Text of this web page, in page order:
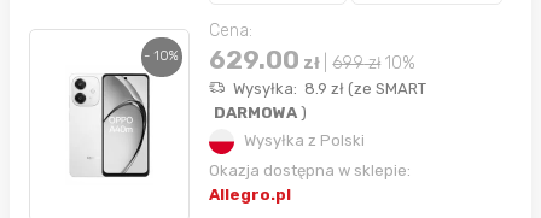
- 10%
Cena:
629.00 zł 699zł 10%
Wysyłka: 8.9 zł (ze SMART
DARMOWA)
Wysyłka z Polski
Okazja dostępna w sklepie:
Allegro.pl